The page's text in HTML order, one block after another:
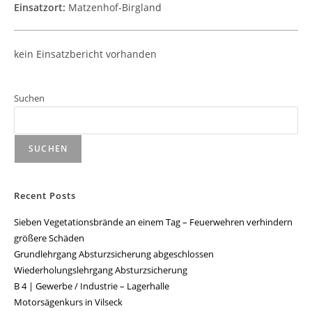
Einsatzort: Matzenhof-Birgland
kein Einsatzbericht vorhanden
Suchen
SUCHEN
Recent Posts
Sieben Vegetationsbrände an einem Tag – Feuerwehren verhindern
größere Schäden
Grundlehrgang Absturzsicherung abgeschlossen
Wiederholungslehrgang Absturzsicherung
B 4 | Gewerbe / Industrie – Lagerhalle
Motorsägenkurs in Vilseck